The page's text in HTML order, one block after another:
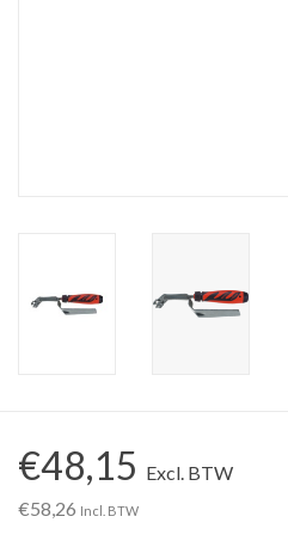
Verspaanbaar materiaal |
Machines |
€48,15 Excl. BTW
€58,26 Incl. BTW